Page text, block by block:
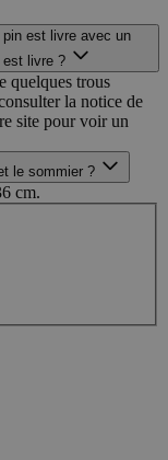
un
est livre ?
quelques trous
la notice de
site pour voir un
le sommier ?
cm.